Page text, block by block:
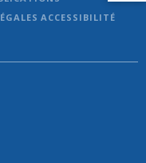
ACCESSIBILITÉ